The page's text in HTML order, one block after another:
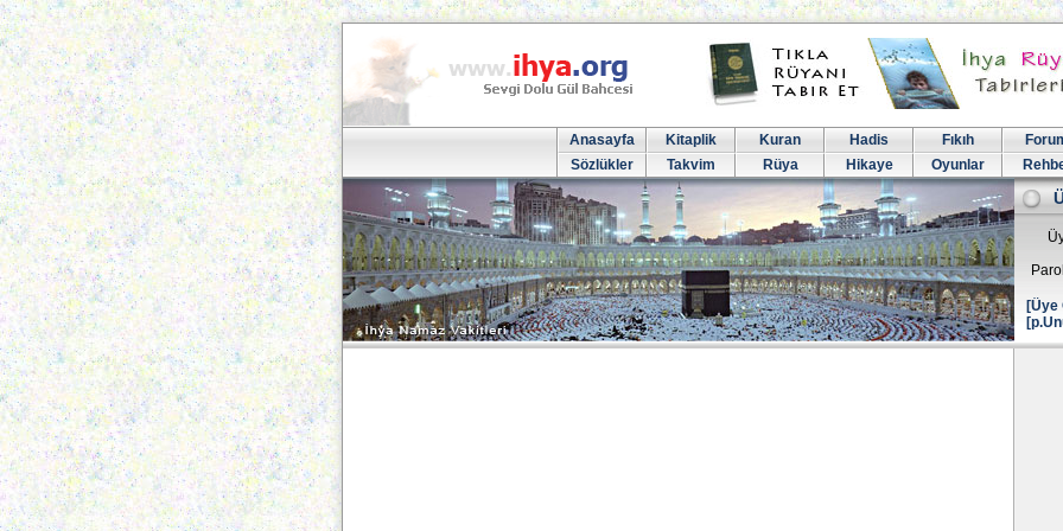
Anasayfa Kitaplik Kuran Hadis Fıkıh
Sözlükler
Takvim Rüya Hikaye Oyunlar
[Üye